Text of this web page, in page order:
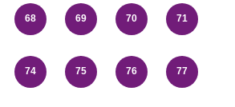
68 69 70 71
74 75 76 77